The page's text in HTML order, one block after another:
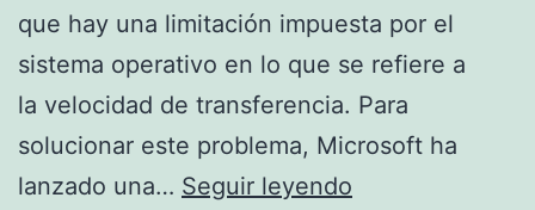
que hay una limitación impuesta por el
sistema operativo en lo que se refiere a
la velocidad de transferencia. Para
solucionar este problema, Microsoft ha
lanzado una… Seguir leyendo